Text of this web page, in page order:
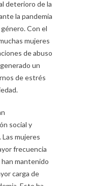
deterioro de la
la pandemia
Con el
mujeres
de abuso
un
de estrés
social y
mujeres
frecuencia
mantenido
carga de